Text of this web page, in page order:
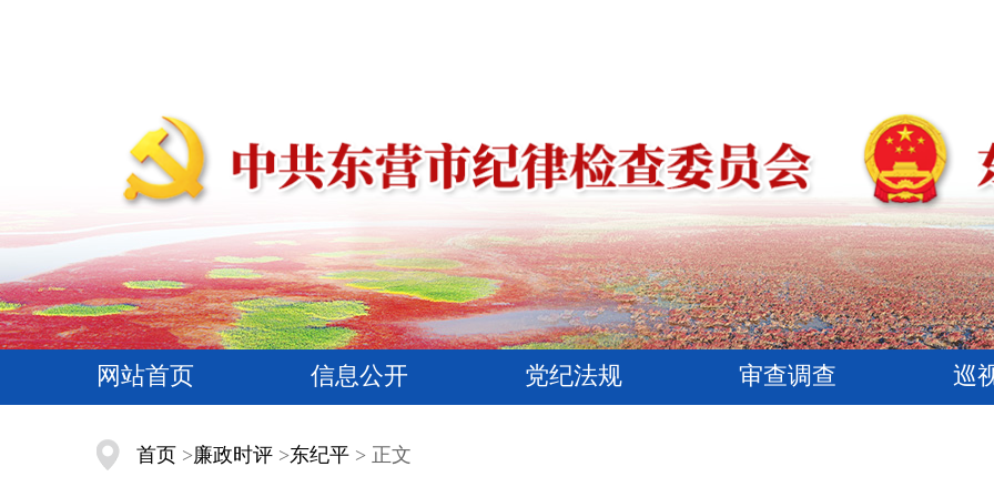
网站首页 信息公开 党纪法规 审查调查 巡
首页 >廉政时评 >东纪平 > 正文